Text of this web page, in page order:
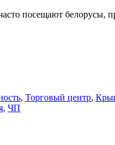
посещают белорусы,
, Торговый центр,
, ЧП